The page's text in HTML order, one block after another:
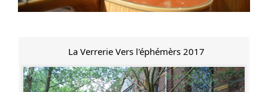
La Verrerie Vers l'éphémèrs 2017